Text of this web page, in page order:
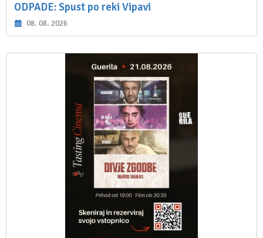
ODPADE: Spust po reki Vipavi
08. 08. 2026